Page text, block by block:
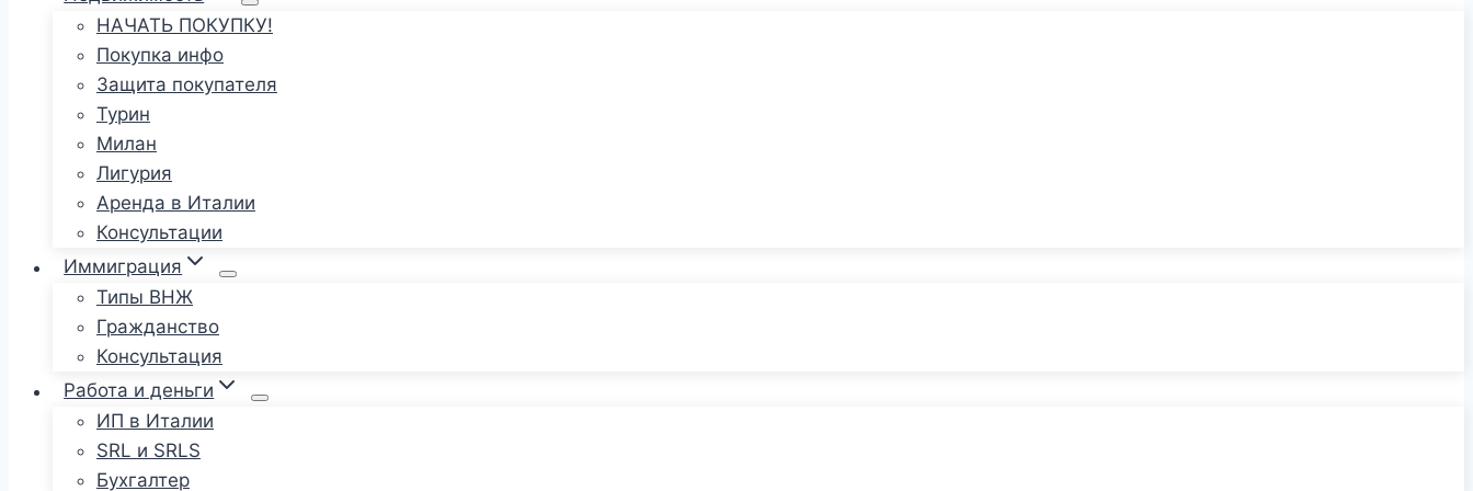
НАЧАТЬ ПОКУПКУ!
Покупка инфо
Защита покупателя
Турин
Милан
Лигурия
Аренда в Италии
Консультации
Иммиграция
Типы ВНЖ
Гражданство
Консультация
Работа и деньги
ИП в Италии
SRL и SRLS
Бухгалтер